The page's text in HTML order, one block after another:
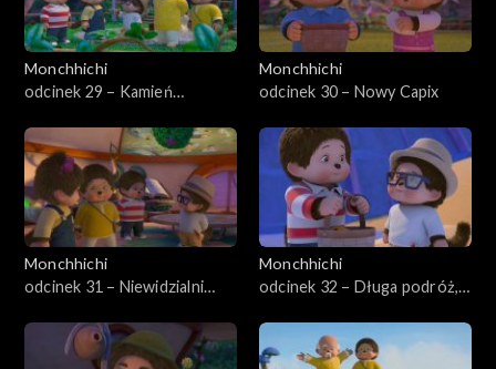
Monchhichi
odcinek 29 – Kamień
Monchhichi
odcinek 30 – Nowy Capix
Monchhichi
odcinek 31 – Niewidzialni
Monchhichi
odcinek 32 – Długa podróż,